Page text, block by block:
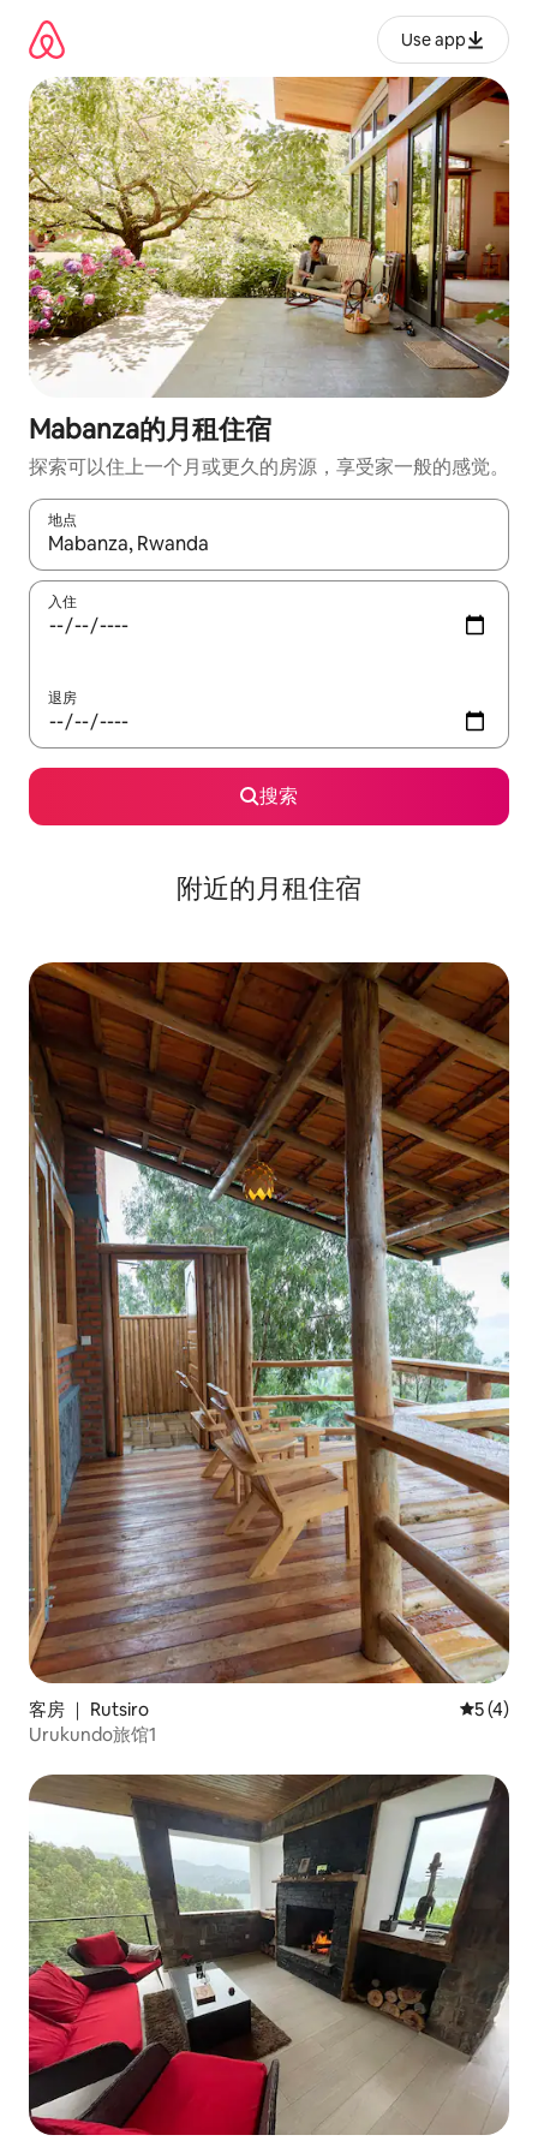
Use app
Mabanza的月租住宿
探索可以住上一个月或更久的房源，享受家一般的感觉。
地点
如有搜索结果，请使用上下方向键查看，或通过点击或滑动手势
入住
退房
搜索
附近的月租住宿
客房 ｜ Rutsiro 平均评分
5 (4)
Urukundo旅馆1